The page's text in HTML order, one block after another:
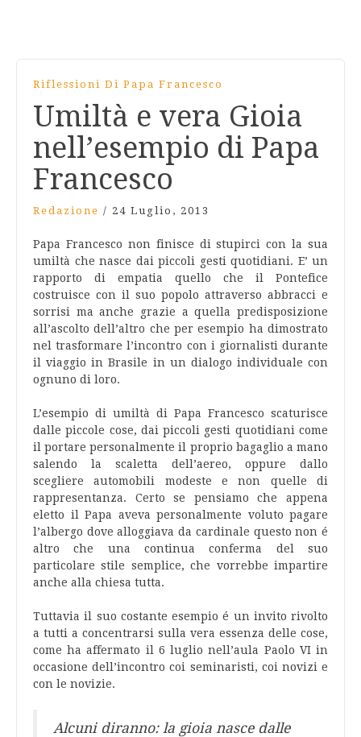
Riflessioni Di Papa Francesco
Umiltà e vera Gioia
nell’esempio di Papa
Francesco
Redazione / 24 Luglio, 2013
Papa Francesco non finisce di stupirci con la sua
umiltà che nasce dai piccoli gesti quotidiani. E’ un
rapporto di empatia quello che il Pontefice
costruisce con il suo popolo attraverso abbracci e
sorrisi ma anche grazie a quella predisposizione
all’ascolto dell’altro che per esempio ha dimostrato
nel trasformare l’incontro con i giornalisti durante
il viaggio in Brasile in un dialogo individuale con
ognuno di loro.
L’esempio di umiltà di Papa Francesco scaturisce
dalle piccole cose, dai piccoli gesti quotidiani come
il portare personalmente il proprio bagaglio a mano
salendo la scaletta dell’aereo, oppure dallo
scegliere automobili modeste e non quelle di
rappresentanza. Certo se pensiamo che appena
eletto il Papa aveva personalmente voluto pagare
l’albergo dove alloggiava da cardinale questo non é
altro che una continua conferma del suo
particolare stile semplice, che vorrebbe impartire
anche alla chiesa tutta.
Tuttavia il suo costante esempio é un invito rivolto
a tutti a concentrarsi sulla vera essenza delle cose,
come ha affermato il 6 luglio nell’aula Paolo VI in
occasione dell’incontro coi seminaristi, coi novizi e
con le novizie.
Alcuni diranno: la gioia nasce dalle